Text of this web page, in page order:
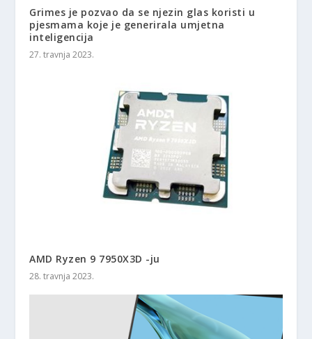
Grimes je pozvao da se njezin glas koristi u
pjesmama koje je generirala umjetna
inteligencija
27. travnja 2023.
AMD Ryzen 9 7950X3D -ju
28. travnja 2023.